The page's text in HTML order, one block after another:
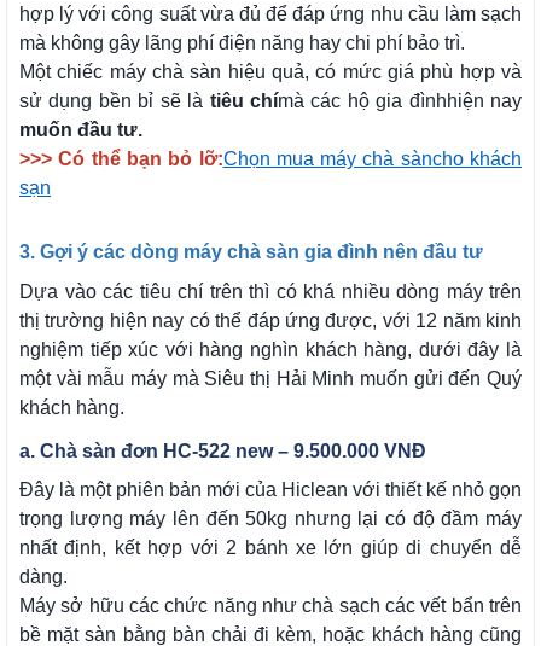
hợp lý với công suất vừa đủ để đáp ứng nhu cầu làm sạch
mà không gây lãng phí điện năng hay chi phí bảo trì.
Một chiếc máy chà sàn hiệu quả, có mức giá phù hợp và
sử dụng bền bỉ sẽ là tiêu chímà các hộ gia đìnhhiện nay
muốn đầu tư.
>>> Có thể bạn bỏ lỡ:Chọn mua máy chà sàncho khách
sạn
3. Gợi ý các dòng máy chà sàn gia đình nên đầu tư
Dựa vào các tiêu chí trên thì có khá nhiều dòng máy trên
thị trường hiện nay có thể đáp ứng được, với 12 năm kinh
nghiệm tiếp xúc với hàng nghìn khách hàng, dưới đây là
một vài mẫu máy mà Siêu thị Hải Minh muốn gửi đến Quý
khách hàng.
a. Chà sàn đơn HC-522 new – 9.500.000 VNĐ
Đây là một phiên bản mới của Hiclean với thiết kế nhỏ gọn
trọng lượng máy lên đến 50kg nhưng lại có độ đầm máy
nhất định, kết hợp với 2 bánh xe lớn giúp di chuyển dễ
dàng.
Máy sở hữu các chức năng như chà sạch các vết bẩn trên
bề mặt sàn bằng bàn chải đi kèm, hoặc khách hàng cũng